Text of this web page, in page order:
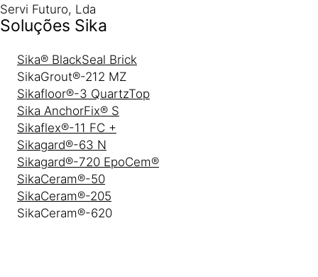
Servi Futuro, Lda
Soluções Sika
Sika® BlackSeal Brick
SikaGrout®-212 MZ
Sikafloor®-3 QuartzTop
Sika AnchorFix® S
Sikaflex®-11 FC +
Sikagard®-63 N
Sikagard®-720 EpoCem®
SikaCeram®-50
SikaCeram®-205
SikaCeram®-620